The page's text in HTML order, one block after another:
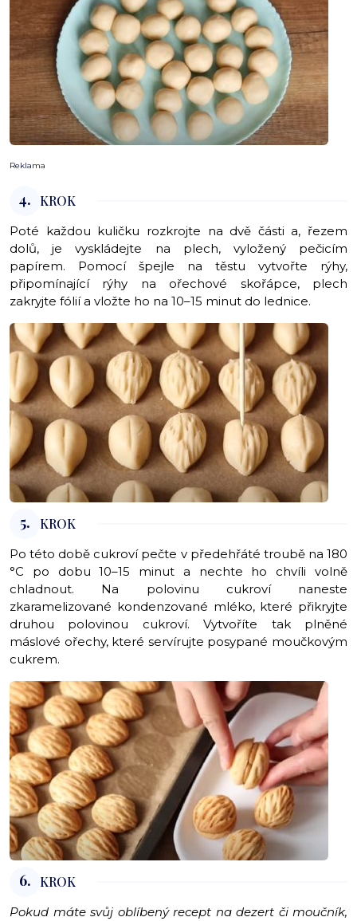
Reklama
4. KROK
Poté každou kuličku rozkrojte na dvě části a, řezem
dolů, je vyskládejte na plech, vyložený pečicím
papírem. Pomocí špejle na těstu vytvořte rýhy,
připomínající rýhy na ořechové skořápce, plech
zakryjte fólií a vložte ho na 10–15 minut do lednice.
5. KROK
Po této době cukroví pečte v předehřáté troubě na 180
°C po dobu 10–15 minut a nechte ho chvíli volně
chladnout. Na polovinu cukroví naneste
zkaramelizované kondenzované mléko, které přikryjte
druhou polovinou cukroví. Vytvoříte tak plněné
máslové ořechy, které servírujte posypané moučkovým
cukrem.
6. KROK
Pokud máte svůj oblíbený recept na dezert či moučník,